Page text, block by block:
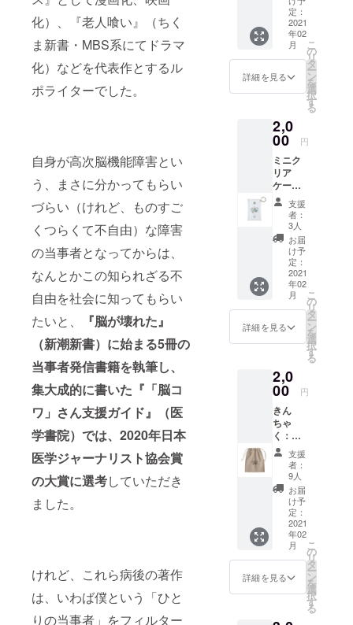
化）、『老人喰い』（ちく
ま新書・MBS系にてドラマ
化）などを代表作とするル
ポライターでした。
自身が高次脳機能障害とい
う、まさに分かってもらい
づらい（けれど、ものすご
くつらくて不自由）な障害
の当事者となってからは、
なんとかこの知られざる不
自由を社会に知ってもらい
たいと、
『脳が壊れた』
（新潮新書）に始まる5冊の
当事者発信書籍を執筆し、
集大成的に書いた『「脳コ
ワ」さん支援ガイド』（医
学書院）では、 2020年日本
医学ジャーナリスト協会賞
の大賞に選考していただき
ました。
けれど、これら病後の著作
は、いわば僕という「ひと
りの当事者」をフィルター
動画は
不要、
サイン
入りの
けで良
いとい
考欄に
その旨
を記載
してく
ださ
い。 な
お、こ
のクラ
ウド
ファン
ディン
グで
は、支
援を兼
になり
ますの
売され
ている
価格よ
り高く
なりま
すこと
をご了
承の
上、支
援をお
願いい
たしま
す。 書
籍内容
等につ
https://
www.sh
inchosh
a.co.jp/
お伝え
する形
でのリ
ターン
になり
ますの
で動画
配信サ
見られ
る環境
である
ことが
条件と
なりま
す。た
だし、
動画は
不要、
サイン
入りの
けで良
いとい
考欄に
その旨
を記載
してく
ださ
い。 な
お、こ
のクラ
ウド
ファン
ディン
グで
は、支
援を兼
になり
ますの
ファン
ディン
グ終了
後とな
りま
す。 な
ファン
ディン
は、支
援を兼
ねたリ
ターン
になり
ますの
で、一
般に販
売され
ている
物より
高くな
ります
ことを
お願い
いたし
出版
社：風
媒社 発
売日：
2018/7/
Amazo
https://
www.a
mazon.
co.jp/dp
/483315
3521
との闘
い―脳
卒中の
方の気
持ち
が、よ
く分か
失語症
の当事
者、吉
村正夫
さんの
手記。
『失語
症・右
半身不
随・高
次脳機
能障害
との闘
い―脳
卒中の
方の気
持ち
本。』
です。
は、ク
ラウド
ファン
ディン
グ終了
後とな
りま
す。 な
お、こ
のクラ
ウド
ファン
ディン
グで
定：
2021
年02
月
詳細を見る
こ
の
リ
タ
ー
ン
を
選
択
す
る
2,0
00 円
ミニク
リア
ケー
ス：り
じょ
ぶーく
んグッ
ズ NPO
法人Re
ジョブ
大阪か
ら、
カード
類や小
物の整
りな、
マス
コット
キャラ
クター
「リ
ジョ
ぶーく
ん」の
ミニク
リア
ケース
です。
サイ
ズ：横
6.5cm
、縦
支援
者：
3人
お届
け予
定：
2021
年02
月
詳細を見る
こ
の
リ
タ
ー
ン
を
選
択
す
る
2,0
00 円
きん
ちゃ
く：り
じょ
ぶーく
んグッ
ズ NPO
法人Re
ジョブ
大阪か
ら、旅
行や普
段のか
ばんの
中を整
支援
者：
9人
お届
け予
定：
2021
年02
月
詳細を見る
こ
の
リ
タ
ー
ン
を
選
択
す
る